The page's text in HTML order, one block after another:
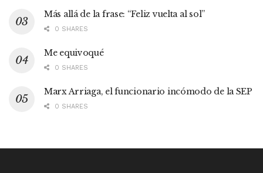
Más allá de la frase: “Feliz vuelta al sol”
0 SHARES
Me equivoqué
0 SHARES
Marx Arriaga, el funcionario incómodo de la SEP
0 SHARES